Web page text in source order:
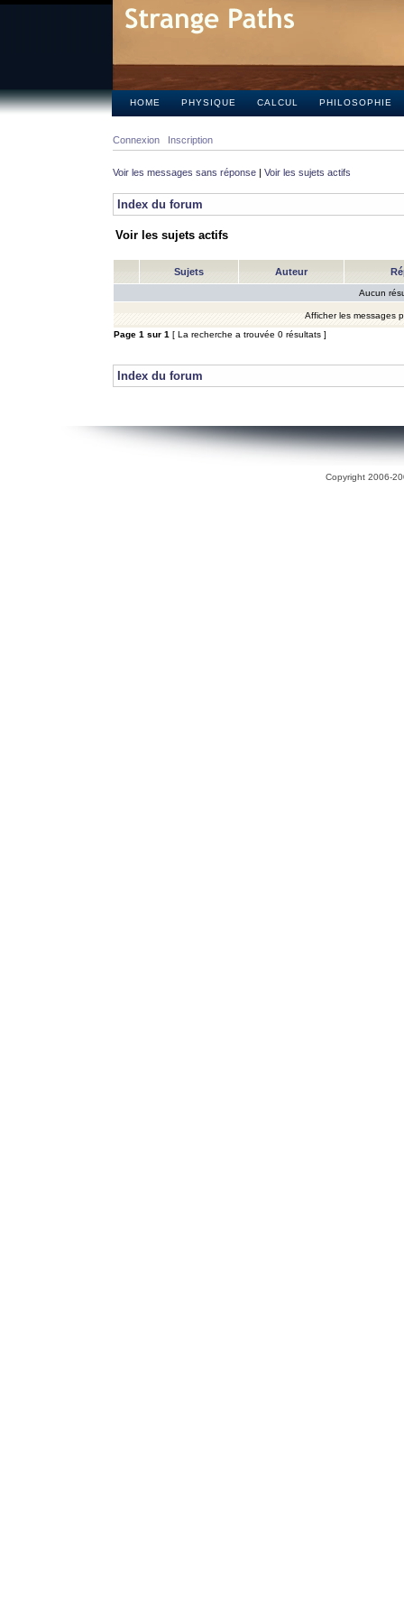
HOME PHYSIQUE CALCUL PHILOSOPHIE
Connexion Inscription
Voir les messages sans réponse | Voir les sujets actifs
Index du forum
Voir les sujets actifs
Sujets Auteur
Aucun
Afficher les messages
Page 1 sur 1 [ La recherche a trouvée 0 résultats ]
Index du forum
Copyright 2006-